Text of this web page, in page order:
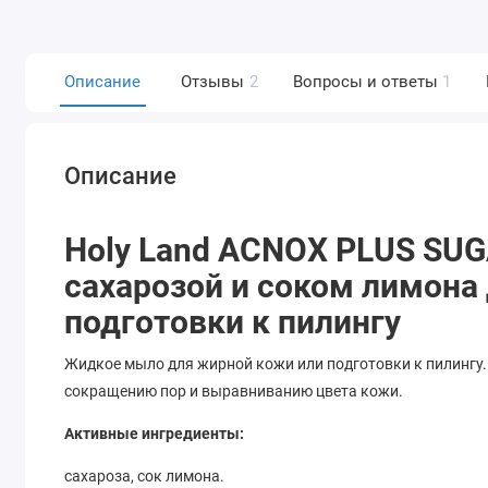
Описание Отзывы 2 Вопросы и ответы 1
Описание
Holy Land ACNOX PLUS
сахарозой и соком
подготовки к пилингу
Жидкое мыло для жирной кожи или подготовки к
сокращению пор и выравниванию цвета кожи.
Активные ингредиенты:
сахароза, сок лимона.